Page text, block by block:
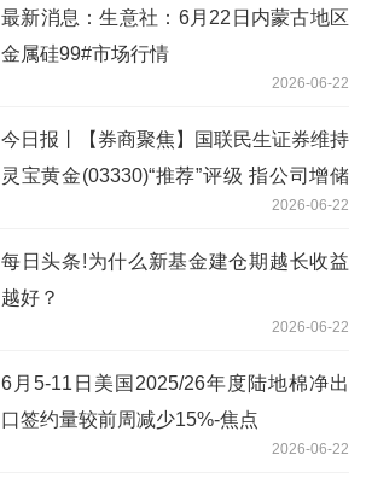
最新消息：生意社：6月22日内蒙古地区
金属硅99#市场行情
2026-06-22
今日报丨【券商聚焦】国联民生证券维持
灵宝黄金(03330)“推荐”评级 指公司增储
2026-06-22
每日头条!为什么新基金建仓期越长收益
越好？
2026-06-22
6月5-11日美国2025/26年度陆地棉净出
口签约量较前周减少15%-焦点
2026-06-22